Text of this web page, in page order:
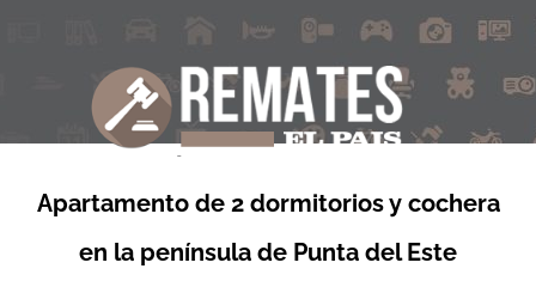
Apartamento de 2 dormitorios y cochera
en la península de Punta del Este